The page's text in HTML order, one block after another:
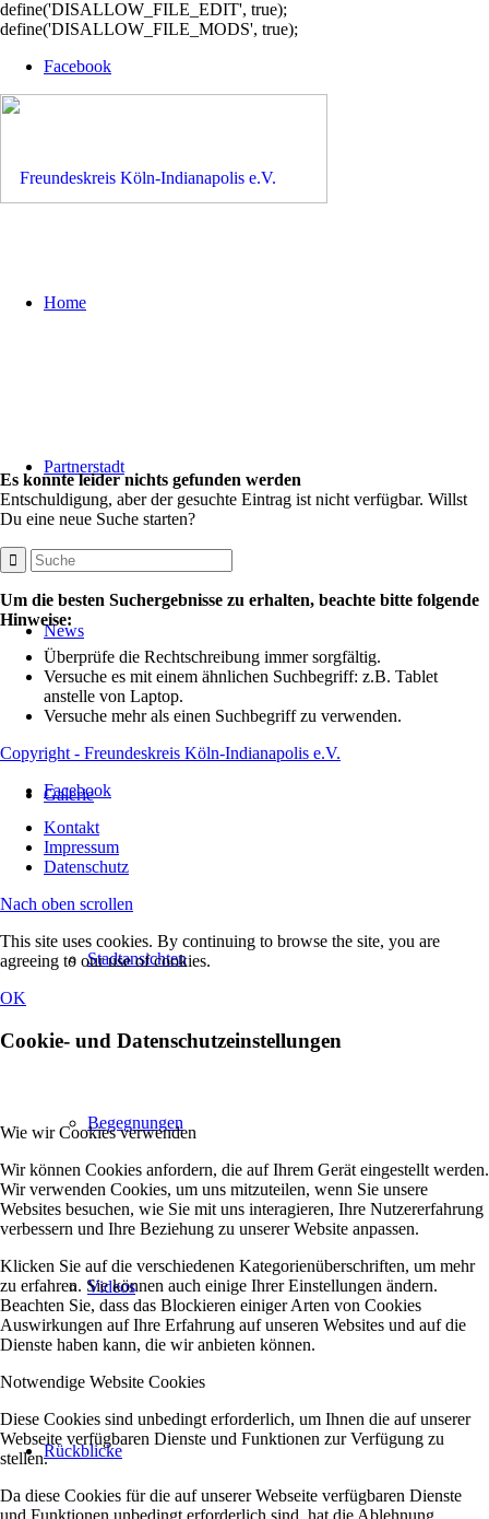
define('DISALLOW_FILE_EDIT', true);
define('DISALLOW_FILE_MODS', true);
Facebook
Home
Partnerstadt
News
Galerie
Stadtansichten
Begegnungen
Videos
Rückblicke
Es konnte leider nichts gefunden werden
Entschuldigung, aber der gesuchte Eintrag ist nicht verfügbar. Willst
Du eine neue Suche starten?
Um die besten Suchergebnisse zu erhalten, beachte bitte folgende
Hinweise:
Überprüfe die Rechtschreibung immer sorgfältig.
Versuche es mit einem ähnlichen Suchbegriff: z.B. Tablet
anstelle von Laptop.
Versuche mehr als einen Suchbegriff zu verwenden.
Copyright - Freundeskreis Köln-Indianapolis e.V.
Facebook
Kontakt
Impressum
Datenschutz
Nach oben scrollen
This site uses cookies. By continuing to browse the site, you are
agreeing to our use of cookies.
OK
Cookie- und Datenschutzeinstellungen
Wie wir Cookies verwenden
Wir können Cookies anfordern, die auf Ihrem Gerät eingestellt werden.
Wir verwenden Cookies, um uns mitzuteilen, wenn Sie unsere
Websites besuchen, wie Sie mit uns interagieren, Ihre Nutzererfahrung
verbessern und Ihre Beziehung zu unserer Website anpassen.
Klicken Sie auf die verschiedenen Kategorienüberschriften, um mehr
zu erfahren. Sie können auch einige Ihrer Einstellungen ändern.
Beachten Sie, dass das Blockieren einiger Arten von Cookies
Auswirkungen auf Ihre Erfahrung auf unseren Websites und auf die
Dienste haben kann, die wir anbieten können.
Notwendige Website Cookies
Diese Cookies sind unbedingt erforderlich, um Ihnen die auf unserer
Webseite verfügbaren Dienste und Funktionen zur Verfügung zu
stellen.
Da diese Cookies für die auf unserer Webseite verfügbaren Dienste